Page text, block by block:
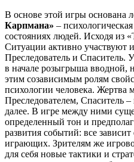
В основе этой игры основана
Карпмана» –
состояниях людей. Исходя из
Ситуации активно участвуют
Преследователь и Спаситель.
в начале розыгрыша вводной,
этим созависимым ролям
психологии человека. Жертва
Преследователем, Спаситель
далее. В игре между ними
определенный тон и
развития событий: все
играющих. Зрителям же
для себя новые тактики и